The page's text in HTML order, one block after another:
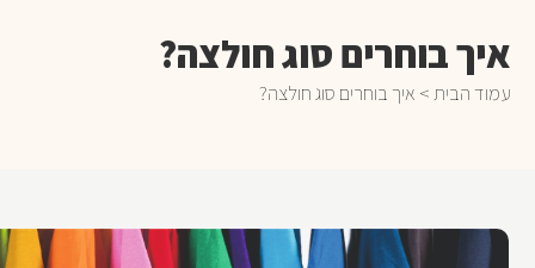
איך בוחרים סוג חולצה?
עמוד הבית> איך בוחרים סוג חולצה?